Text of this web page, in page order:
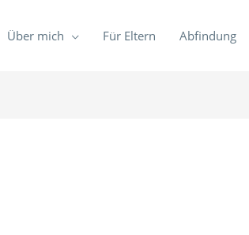
Über mich Für Eltern Abfindung